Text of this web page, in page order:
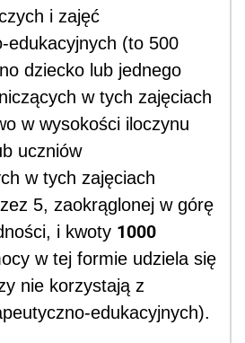
i zajęć
edukacyjnych (to 500
dziecko lub jednego
w tych zajęciach
w wysokości iloczynu
uczniów
w tych zajęciach
5, zaokrąglonej w górę
i kwoty 1000
w tej formie udziela się
nie korzystają z
edukacyjnych).